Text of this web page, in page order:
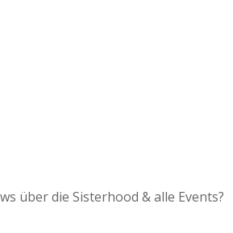
über die Sisterhood & alle Events?